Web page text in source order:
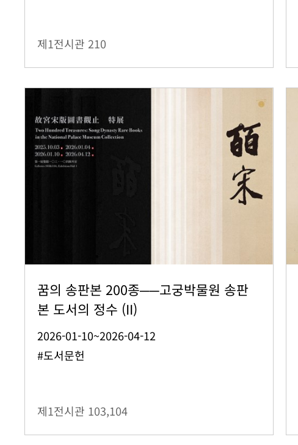
제1전시관 210
꿈의 송판본 200종──고궁박물원 송판
본 도서의 정수 (II)
2026-01-10~2026-04-12
#도서문헌
제1전시관 103,104